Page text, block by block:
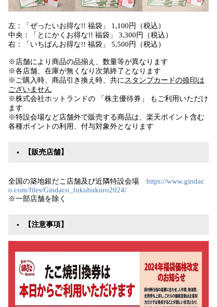
左：「ぜったいお得な!! 福袋」 1,100円（税込）
中央：「とにかくお得な!! 福袋」 3,300円（税込）
右：「いちばんお得な!! 福袋」 5,500円（税込）
※店舗により商品の品揃え、数量等が異なります
※各店舗、在庫が無くなり次第終了となります
※ご購入時、商品引き換え時、共に スタンプカードの捺印は
ございません
※株式会社ホットランドの 「株主優待券」 もご利用いただけ
ます
※特設会場など店舗外で販売する商品は、楽天ポイント含む
各種ポイントの利用、付与対象外となります
【販売店舗】
全国の築地銀だこ店舗及び近隣特設会場 https://www.gindac
o.com/files/Gindaco_fukubukuro2024/
※一部店舗を除く
【注意事項】